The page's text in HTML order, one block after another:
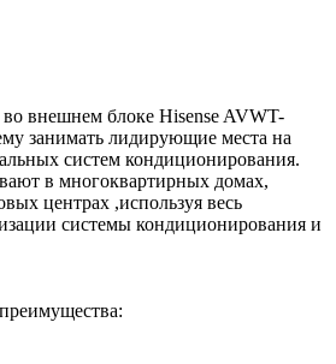
внешнем блоке Hisense AVWT-
занимать лидирующие места на
систем кондиционирования.
в многоквартирных домах,
центрах ,используя весь
системы кондиционирования и